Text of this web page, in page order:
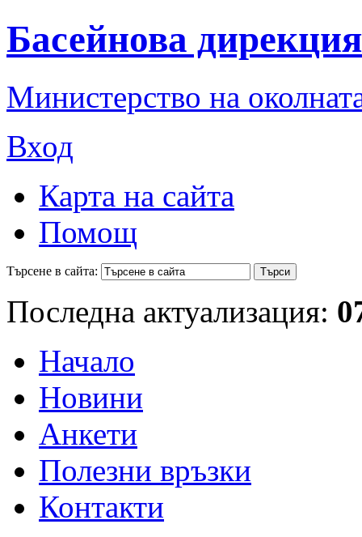
Басейнова
Министерство на
Вход
Карта на сайта
Помощ
Търсене в сайта:
Последна актуализация:
Начало
Новини
Анкети
Полезни връзки
Контакти